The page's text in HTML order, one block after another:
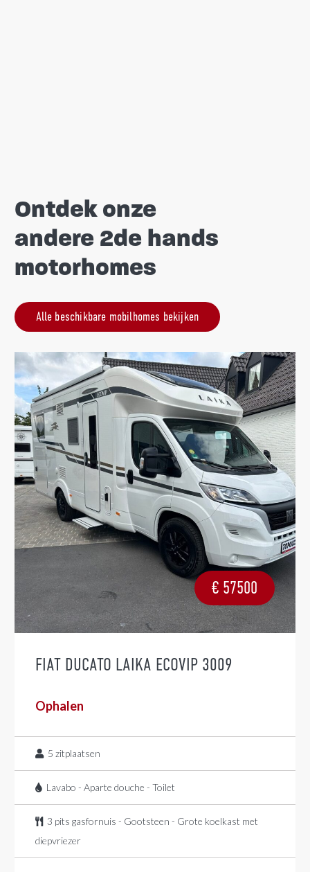
Ontdek onze
andere 2de hands
motorhomes
Alle beschikbare mobilhomes bekijken
€ 57500
FIAT DUCATO LAIKA ECOVIP 3009
Ophalen
5 zitplaatsen
Lavabo - Aparte douche - Toilet
3 pits gasfornuis - Gootsteen - Grote koelkast met
diepvriezer